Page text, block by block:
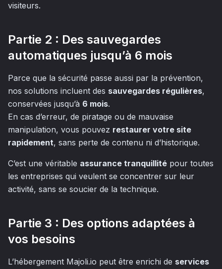
visiteurs.
Partie 2 : Des sauvegardes
automatiques jusqu’à 6 mois
Parce que la sécurité passe aussi par la prévention,
nos solutions incluent des sauvegardes régulières,
conservées jusqu’à 6 mois.
En cas d’erreur, de piratage ou de mauvaise
manipulation, vous pouvez restaurer votre site
rapidement, sans perte de contenu ni d’historique.
C’est une véritable assurance tranquillité pour toutes
les entreprises qui veulent se concentrer sur leur
activité, sans se soucier de la technique.
Partie 3 : Des options adaptées à
vos besoins
L’hébergement Majoli.io peut être enrichi de services